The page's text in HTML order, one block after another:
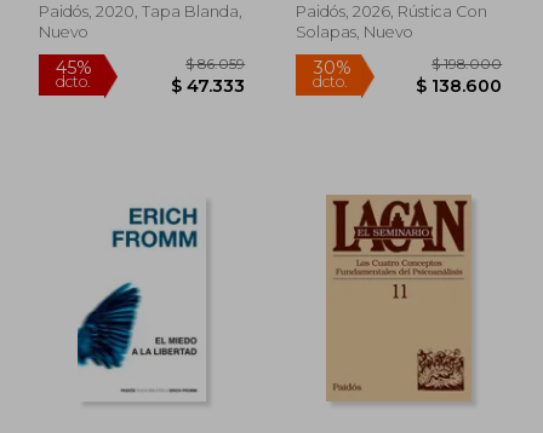
Paidós, 2020, Tapa Blanda,
Nuevo
Paidós, 2026, Rústica Con
Solapas, Nuevo